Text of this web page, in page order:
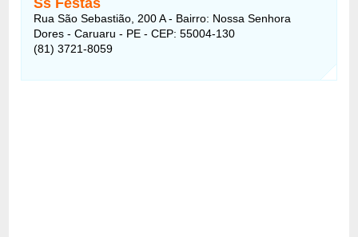
Rua São Sebastião, 200 A - Bairro: Nossa Senhora
Dores - Caruaru - PE - CEP: 55004-130
(81) 3721-8059